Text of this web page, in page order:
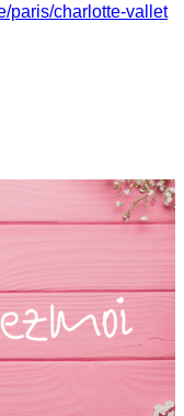
paris/charlotte-vallet